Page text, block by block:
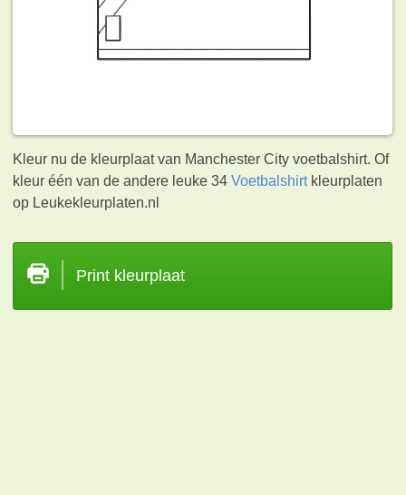
Kleur nu de kleurplaat van Manchester City voetbalshirt. Of
kleur één van de andere leuke 34Voetbalshirtkleurplaten
op Leukekleurplaten.nl
Print kleurplaat